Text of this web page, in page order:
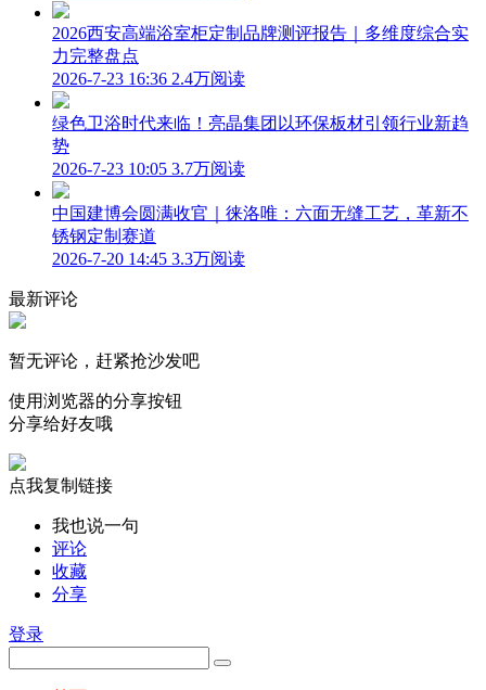
2026西安高端浴室柜定制品牌测评报告｜多维度综合实
力完整盘点
2026-7-23 16:36 2.4万阅读
绿色卫浴时代来临！亮晶集团以环保板材引领行业新趋
势
2026-7-23 10:05 3.7万阅读
中国建博会圆满收官｜徕洛唯：六面无缝工艺，革新不
锈钢定制赛道
2026-7-20 14:45 3.3万阅读
最新评论
暂无评论，赶紧抢沙发吧
使用浏览器的分享按钮
分享给好友哦
点我复制链接
我也说一句
评论
收藏
分享
登录